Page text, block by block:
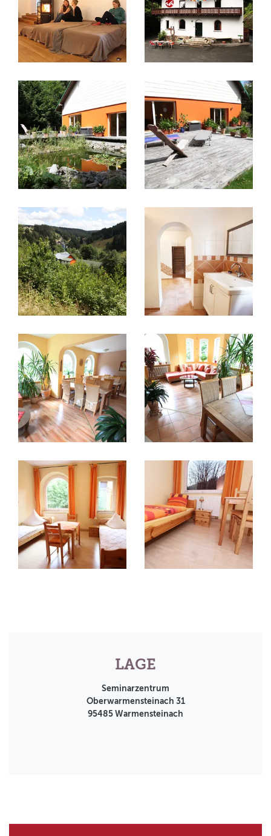
LAGE
Seminarzentrum
Oberwarmensteinach 31
95485Warmensteinach